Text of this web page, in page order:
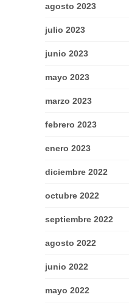
agosto 2023
julio 2023
junio 2023
mayo 2023
marzo 2023
febrero 2023
enero 2023
diciembre 2022
octubre 2022
septiembre 2022
agosto 2022
junio 2022
mayo 2022